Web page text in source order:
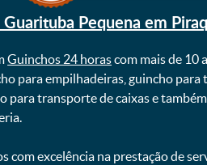
Pequena em
Guinchos 24 horascom mais de 10
para empilhadeiras, guincho
para transporte de caixas e
ㅤ
com excelência na prestação de